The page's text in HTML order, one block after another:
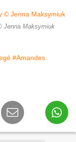
Jenna Maksymiuk
#Amandes